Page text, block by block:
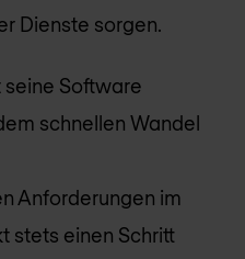
Dienste sorgen.
Software
schnellen Wandel
Anforderungen im
stets einen Schritt